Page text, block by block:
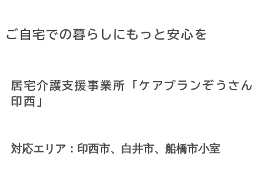
ご自宅での暮らしにもっと安心を
居宅介護支援事業所「ケアプランぞうさん
印西」
対応エリア：印西市、白井市、船橋市小室